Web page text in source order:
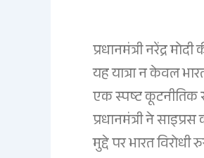
प्रधानमंत्री नरेंद्र
यह यात्रा न केवल
एक स्पष्ट कूटनीतिक
प्रधानमंत्री ने
मुद्दे पर भारत